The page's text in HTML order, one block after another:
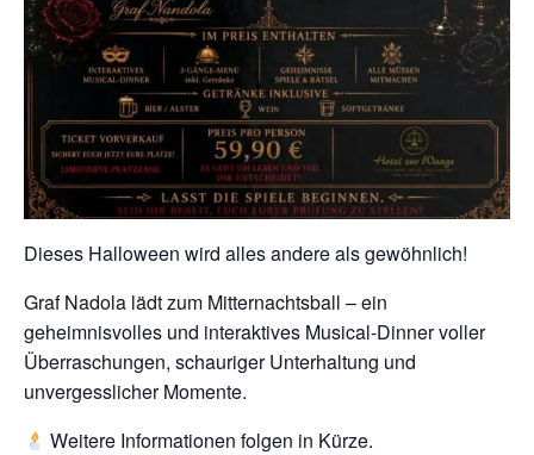
Dieses Halloween wird alles andere als gewöhnlich!
Graf Nadola lädt zum Mitternachtsball – ein
geheimnisvolles und interaktives Musical-Dinner voller
Überraschungen, schauriger Unterhaltung und
unvergesslicher Momente.
Weitere Informationen folgen in Kürze.